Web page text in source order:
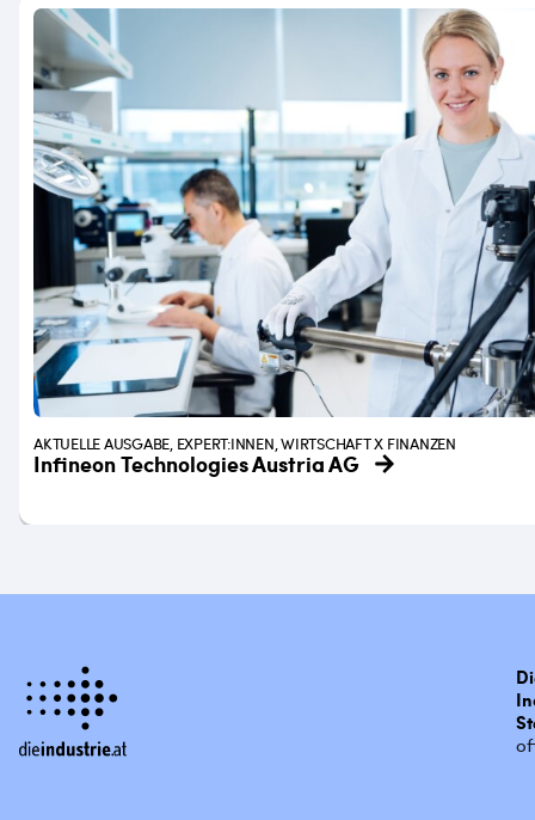
AKTUELLE AUSGABE, EXPERT:INNEN, WIRTSCHAFT X FINANZEN
Infineon Technologies Austria AG